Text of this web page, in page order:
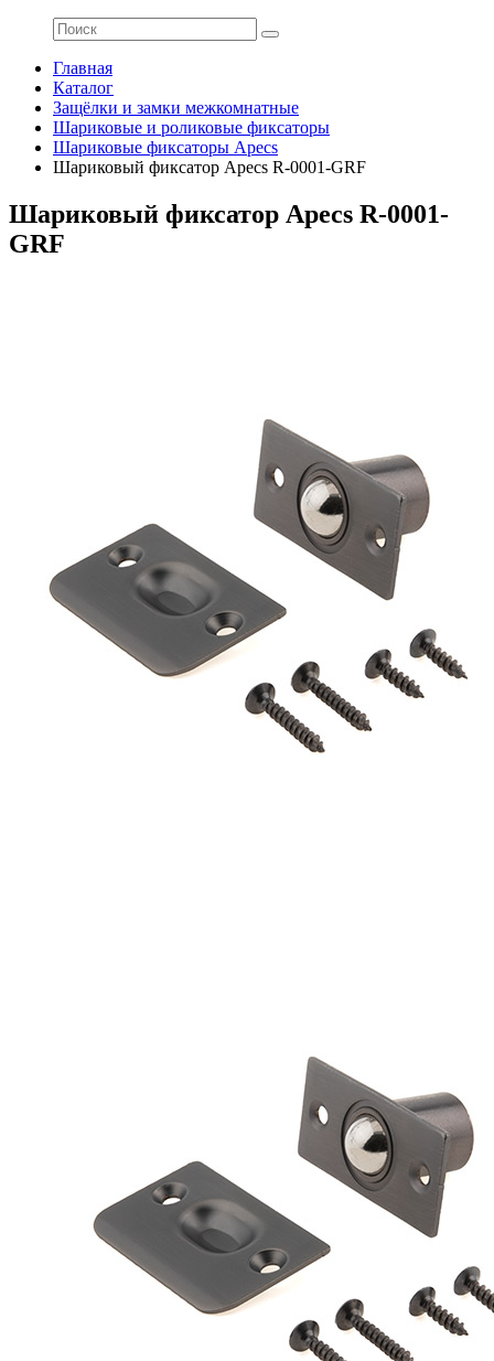
Главная
Каталог
Защёлки и замки межкомнатные
Шариковые и роликовые фиксаторы
Шариковые фиксаторы Apecs
Шариковый фиксатор Apecs R-0001-GRF
Шариковый фиксатор Apecs R-0001-
GRF